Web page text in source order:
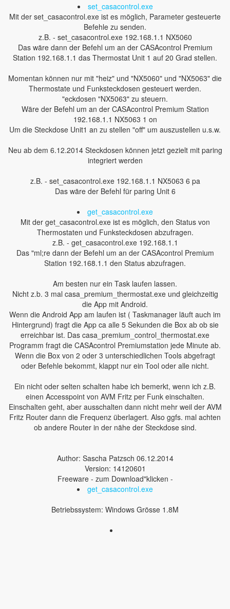
set_casacontrol.exe
Mit der set_casacontrol.exe ist es möglich, Parameter gesteuerte
Befehle zu senden.
z.B. - set_casacontrol.exe 192.168.1.1 NX5060
Das wäre dann der Befehl um an der CASAcontrol Premium
Station 192.168.1.1 das Thermostat Unit 1 auf 20 Grad stellen.
Momentan können nur mit "heiz" und "NX5060" und "NX5063" die
Thermostate und Funksteckdosen gesteuert werden.
"eckdosen "NX5063" zu steuern.
Wäre der Befehl um an der CASAcontrol Premium Station
192.168.1.1 NX5063 1 on
Um die Steckdose Unit1 an zu stellen "off" um auszustellen u.s.w.
Neu ab dem 6.12.2014 Steckdosen können jetzt gezielt mit paring
integriert werden
z.B. - set_casacontrol.exe 192.168.1.1 NX5063 6 pa
Das wäre der Befehl für paring Unit 6
get_casacontrol.exe
Mit der get_casacontrol.exe ist es möglich, den Status von
Thermostaten und Funksteckdosen abzufragen.
z.B. - get_casacontrol.exe 192.168.1.1
Das "ml;re dann der Befehl um an der CASAcontrol Premium
Station 192.168.1.1 den Status abzufragen.
Am besten nur ein Task laufen lassen.
Nicht z.b. 3 mal casa_premium_thermostat.exe und gleichzeitig
die App mit Android.
Wenn die Android App am laufen ist ( Taskmanager läuft auch im
Hintergrund) fragt die App ca alle 5 Sekunden die Box ab ob sie
erreichbar ist. Das casa_premium_control_thermostat.exe
Programm fragt die CASAcontrol Premiumstation jede Minute ab.
Wenn die Box von 2 oder 3 unterschiedlichen Tools abgefragt
oder Befehle bekommt, klappt nur ein Tool oder alle nicht.
Ein nicht oder selten schalten habe ich bemerkt, wenn ich z.B.
einen Accesspoint von AVM Fritz per Funk einschalten.
Einschalten geht, aber ausschalten dann nicht mehr weil der AVM
Fritz Router dann die Frequenz überlagert. Also ggfs. mal achten
ob andere Router in der nähe der Steckdose sind.
Author: Sascha Patzsch 06.12.2014
Version: 14120601
Freeware - zum Download"klicken -
get_casacontrol.exe
Betriebssystem: Windows Grösse 1.8M